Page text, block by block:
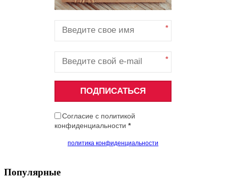
*
*
ПОДПИСАТЬСЯ
Согласие с политикой
конфиденциальности *
политика конфиденциальности
Популярные